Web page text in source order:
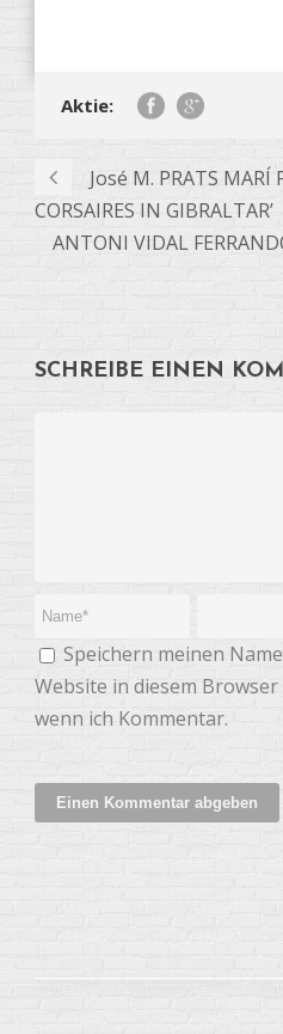
Aktie:
José M. PRATS MARÍ
CORSAIRES IN GIBRALTAR’
ANTONI VIDAL
SCHREIBE EINEN
Speichern meinen
Website in diesem
wenn ich Kommentar.